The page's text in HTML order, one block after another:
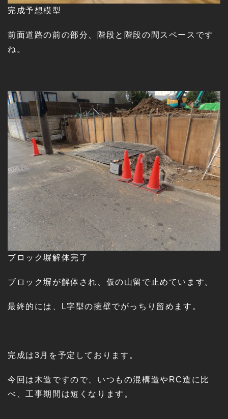
完成予想模型
前面道路の前の部分、階段と階段の間スペースです
ね。
ブロック塀解体完了
ブロック塀が解体され、仮の山留で止めています。
最終的には、L字型の擁壁でがっちり留めます。
完成は3月を予定しております。
今回は木造ですので、いつもの混構造やRC造に比
べ、工事期間は短くなります。